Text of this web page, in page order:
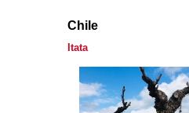
Chile
Itata